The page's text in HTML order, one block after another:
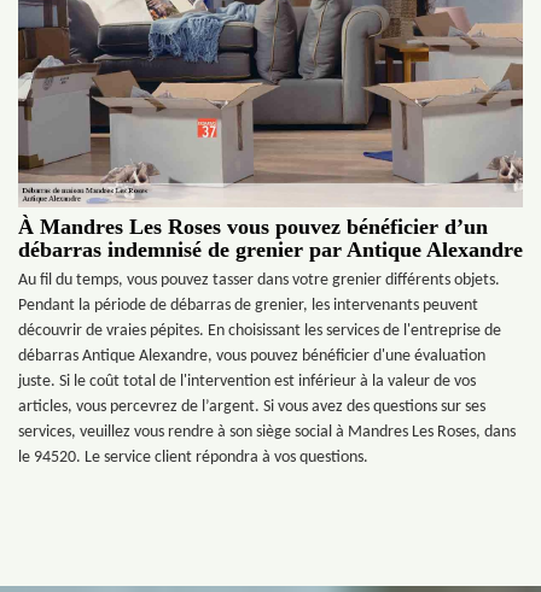
À Mandres Les Roses vous pouvez bénéficier d’un
débarras indemnisé de grenier par Antique Alexandre
Au fil du temps, vous pouvez tasser dans votre grenier différents objets.
Pendant la période de débarras de grenier, les intervenants peuvent
découvrir de vraies pépites. En choisissant les services de l'entreprise de
débarras Antique Alexandre, vous pouvez bénéficier d'une évaluation
juste. Si le coût total de l'intervention est inférieur à la valeur de vos
articles, vous percevrez de l’argent. Si vous avez des questions sur ses
services, veuillez vous rendre à son siège social à Mandres Les Roses, dans
le 94520. Le service client répondra à vos questions.